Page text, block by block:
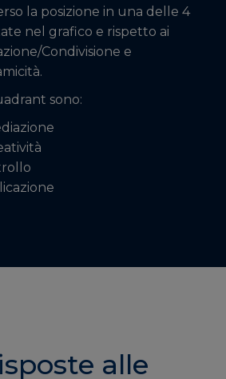
la posizione in una delle 4
nel grafico e rispetto ai
Condivisione e
sono:
alle